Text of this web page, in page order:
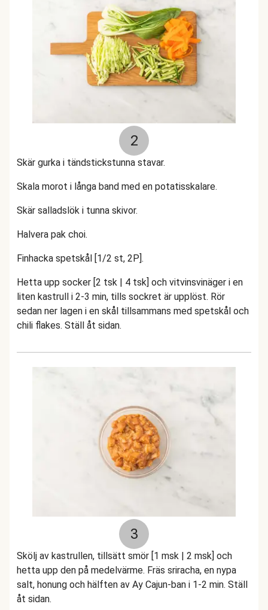
2
Skär gurka i tändstickstunna stavar.
Skala morot i långa band med en potatisskalare.
Skär salladslök i tunna skivor.
Halvera pak choi.
Finhacka spetskål [1/2 st, 2P].
Hetta upp socker [2 tsk | 4 tsk] och vitvinsvinäger i en
liten kastrull i 2-3 min, tills sockret är upplöst. Rör
sedan ner lagen i en skål tillsammans med spetskål och
chili flakes. Ställ åt sidan.
3
Skölj av kastrullen, tillsätt smör [1 msk | 2 msk] och
hetta upp den på medelvärme. Fräs sriracha, en nypa
salt, honung och hälften av Ay Cajun-ban i 1-2 min. Ställ
åt sidan.